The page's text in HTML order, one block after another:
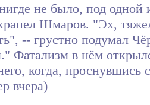
не было, под одной
Шмаров. "Эх,
-- грустно подумал
Фатализм в нём
когда,
вчера)